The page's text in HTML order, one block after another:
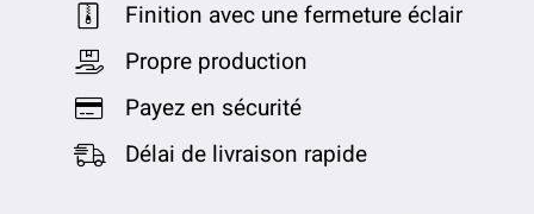
Finition avec une fermeture éclair
Propre production
Payez en sécurité
Délai de livraison rapide